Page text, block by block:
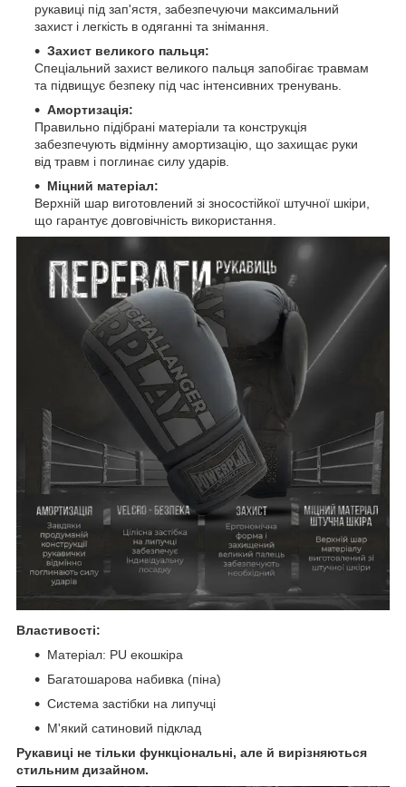
рукавиці під зап'ястя, забезпечуючи максимальний
захист і легкість в одяганні та знімання.
Захист великого пальця:
Спеціальний захист великого пальця запобігає травмам
та підвищує безпеку під час інтенсивних тренувань.
Амортизація:
Правильно підібрані матеріали та конструкція
забезпечують відмінну амортизацію, що захищає руки
від травм і поглинає силу ударів.
Міцний матеріал:
Верхній шар виготовлений зі зносостійкої штучної шкіри,
що гарантує довговічність використання.
Властивості:
Матеріал: PU екошкіра
Багатошарова набивка (піна)
Система застібки на липучці
М'який сатиновий підклад
Рукавиці не тільки функціональні, але й вирізняються
стильним дизайном.